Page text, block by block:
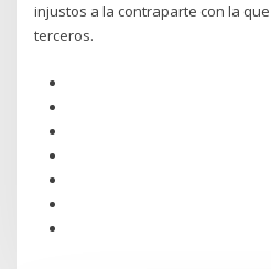
injustos a la contraparte con la
terceros.